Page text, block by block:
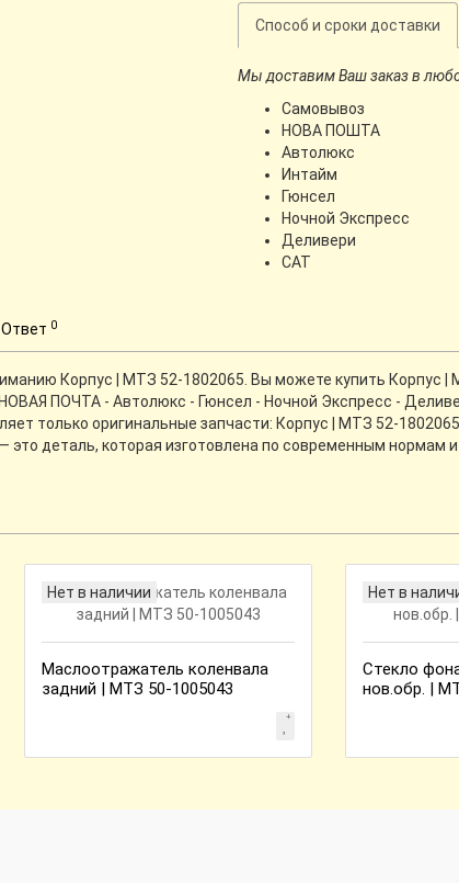
Способ и сроки доставки
Мы доставим Ваш заказ в
Самовывоз
НОВА ПОШТА
Автолюкс
Интайм
Гюнсел
Ночной Экспресс
Деливери
CАТ
0
Корпус | МТЗ 52-1802065. Вы можете купить Корпус |
ПОЧТА - Автолюкс - Гюнсел - Ночной Экспресс -
только оригинальные запчасти: Корпус | МТЗ 52-
это деталь, которая изготовлена по современным нормам
Нет в наличии
Маслоотражатель коленвала
задний | МТЗ 50-1005043
Нет в
Стекло
нов.обр. |